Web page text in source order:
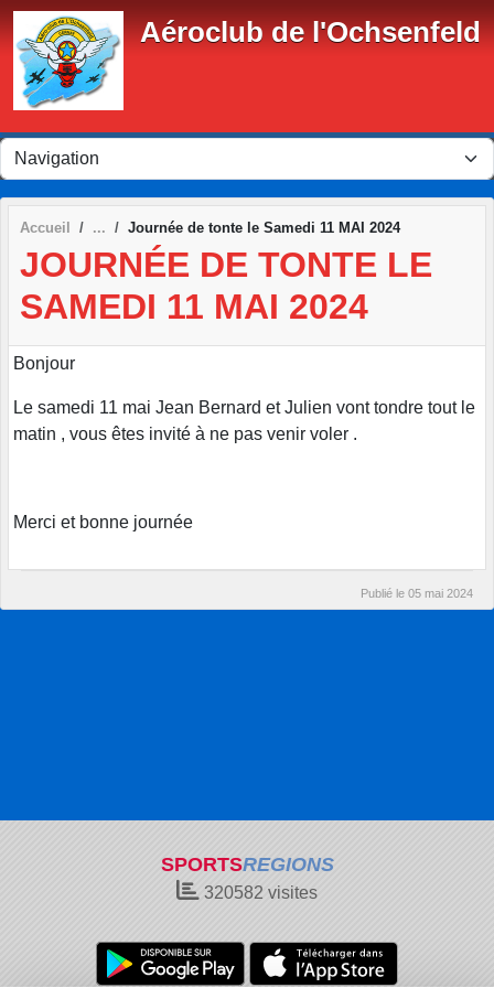
Aéroclub de l'Ochsenfeld
Accueil Journée de tonte le Samedi 11 MAI 2024
JOURNÉE DE TONTE LE
SAMEDI 11 MAI 2024
Bonjour
Le samedi 11 mai Jean Bernard et Julien vont tondre tout le
matin , vous êtes invité à ne pas venir voler .
Merci et bonne journée
Publié le 05 mai 2024
SPORTSREGIONS
320582 visites
Panneau de gestion des cookies